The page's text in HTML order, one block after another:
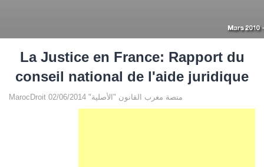
La Justice en France: Rapport du
conseil national de l'aide juridique
MarocDroit منصة مغرب القانون "الأصلية" 02/06/2014